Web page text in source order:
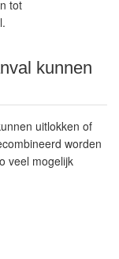
tot
kunnen
uitlokken of
worden
veel mogelijk